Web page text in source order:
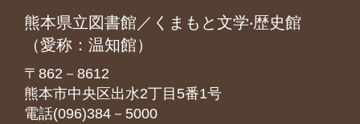
熊本県立図書館／くまもと文学‧歴史館
（愛称：温知館）
〒862－8612
熊本市中央区出水2丁目5番1号
電話(096)384－5000